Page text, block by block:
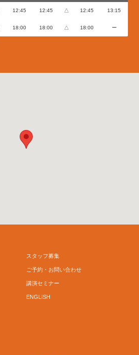
12:45 12:45 △ 12:45 13:15
18:00 18:00 △ 18:00 ー
スタッフ募集
ご予約・お問い合わせ
講演セミナー
ENGLISH